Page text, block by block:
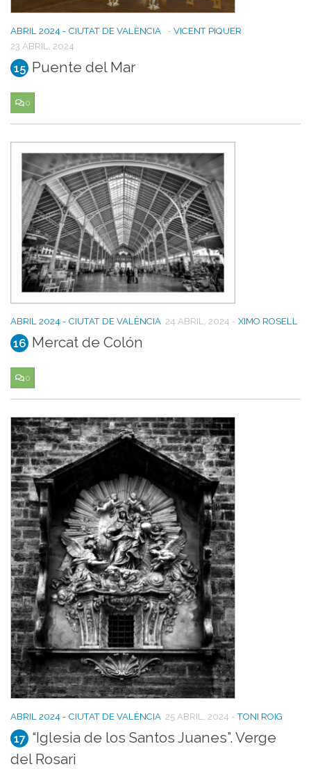
- VICENT PIQUER
ABRIL 2024 - CIUTAT DE VALÈNCIA
23 ABRIL, 2024
15 Puente del Mar
0
- XIMO ROSELL
ABRIL 2024 - CIUTAT DE VALÈNCIA 24 ABRIL, 2024
16 Mercat de Colón
0
-TONI ROIG
ABRIL 2024 - CIUTAT DE VALÈNCIA 25 ABRIL, 2024
17 “Iglesia de los Santos Juanes”. Verge
del Rosari